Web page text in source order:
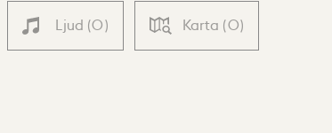
Ljud (0) Karta (0)